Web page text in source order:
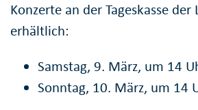
Konzerte an der Tageskasse
erhältlich:
Samstag, 9. März, um 14
Sonntag, 10. März, um 14